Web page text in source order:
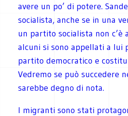
avere un po’ di potere.
socialista, anche se in una
un partito socialista non c’è
alcuni si sono appellati a lui
partito democratico e
Vedremo se può succedere
sarebbe degno di nota.
I migranti sono stati